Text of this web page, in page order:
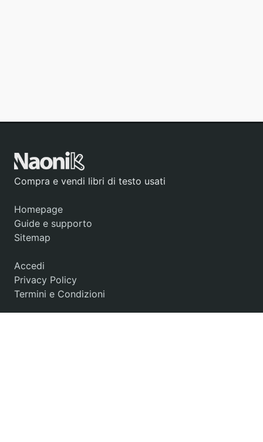
Compra e vendi libri di testo usati
Homepage
Guide e supporto
Sitemap
Accedi
Privacy Policy
Termini e Condizioni